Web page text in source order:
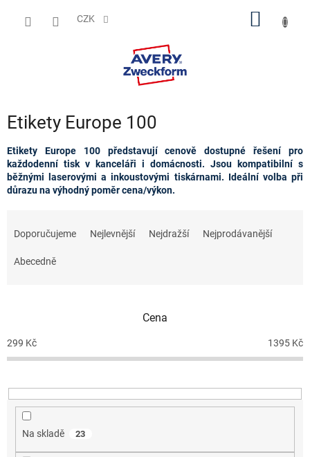
CZK
Etikety Europe 100
Etikety Europe 100 představují cenově dostupné řešení pro
každodenní tisk v kanceláři i domácnosti. Jsou kompatibilní s
běžnými laserovými a inkoustovými tiskárnami. Ideální volba při
důrazu na výhodný poměr cena/výkon.
o
d
k
t
Doporučujeme Nejlevnější Nejdražší Nejprodávanější
Abecedně
Cena
299 Kč 1395 Kč
Na skladě 23